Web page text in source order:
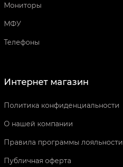
Мониторы
МФУ
Телефоны
Интернет магазин
Политика конфиденциальности
О нашей компании
Правила программы лояльности
Публичная оферта